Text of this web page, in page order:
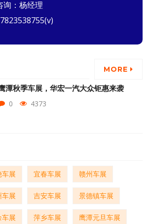
询：杨经理
MORE
潭秋季车展，华宏一汽大众钜惠来袭
0 4373
车展 宜春车展 赣州车展
车展 吉安车展 景德镇车展
车展 萍乡车展 鹰潭元旦车展